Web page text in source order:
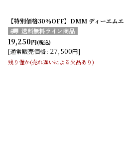
【特別価格30％OFF】DMM ディーエ
19,250円(税込)
[通常販売価格: 27,500円]
残り僅か(売れ違いによる欠品あり)